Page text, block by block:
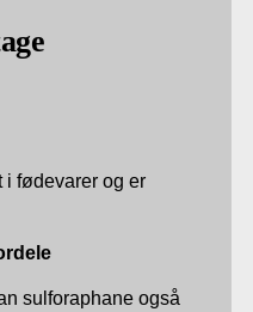
i fødevarer og er
sulforaphane også